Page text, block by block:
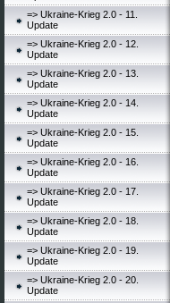
=> Ukraine-Krieg 2.0 - 11.
Update
=> Ukraine-Krieg 2.0 - 12.
Update
=> Ukraine-Krieg 2.0 - 13.
Update
=> Ukraine-Krieg 2.0 - 14.
Update
=> Ukraine-Krieg 2.0 - 15.
Update
=> Ukraine-Krieg 2.0 - 16.
Update
=> Ukraine-Krieg 2.0 - 17.
Update
=> Ukraine-Krieg 2.0 - 18.
Update
=> Ukraine-Krieg 2.0 - 19.
Update
=> Ukraine-Krieg 2.0 - 20.
Update